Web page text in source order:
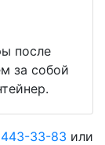
после
за собой
33-83 или